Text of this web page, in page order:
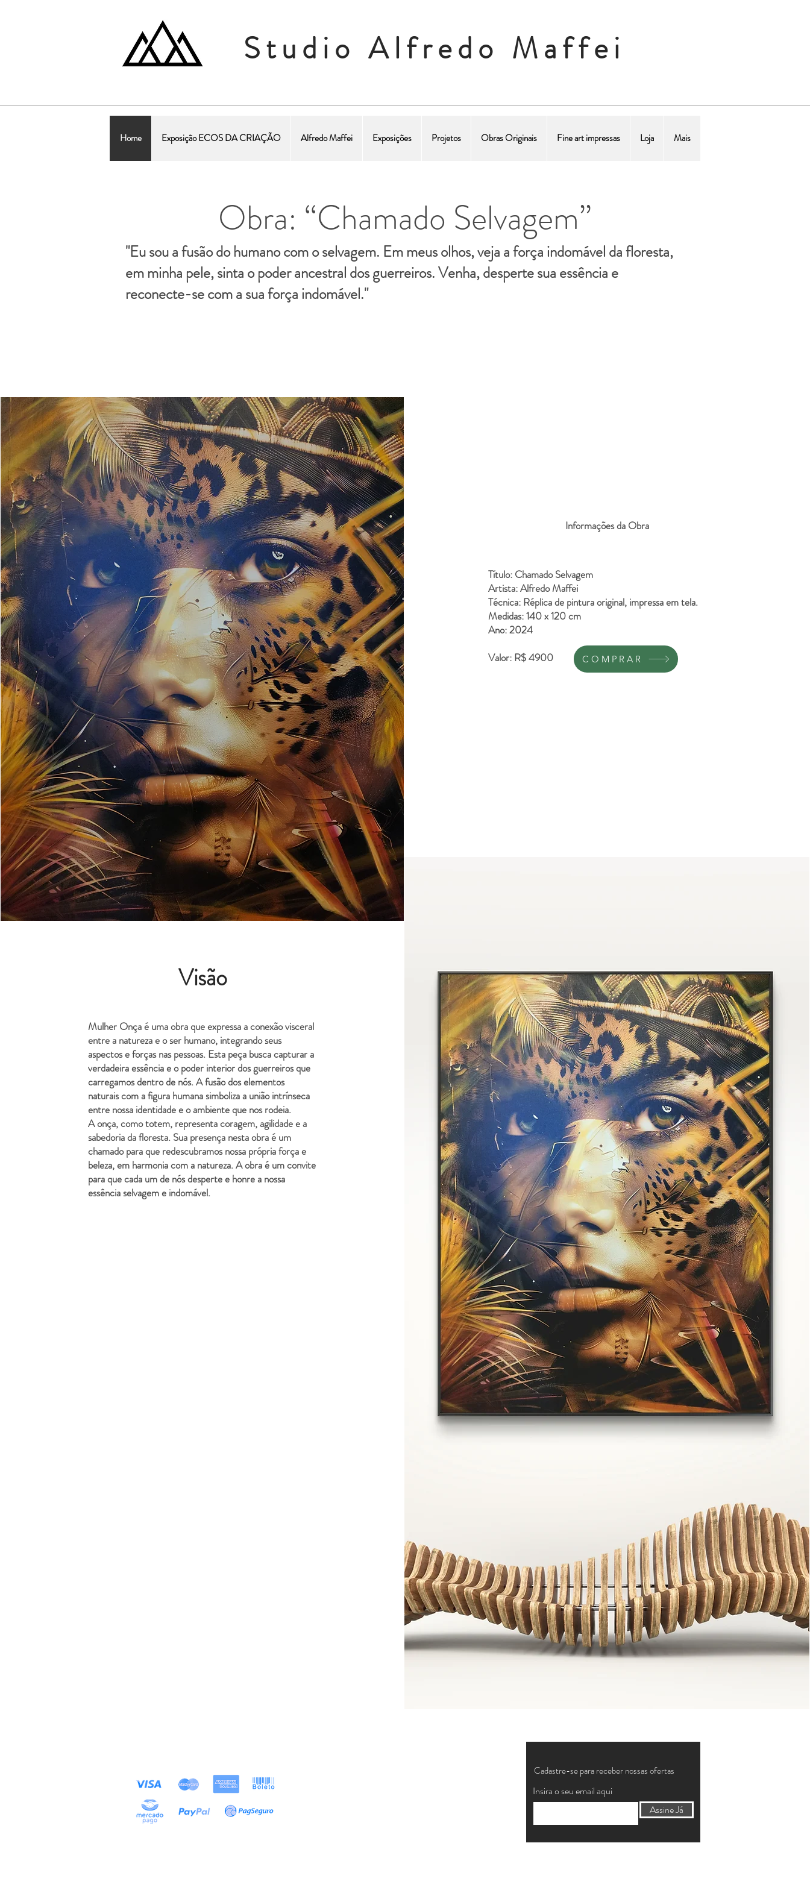
Studio Alfredo Maffei
Home Exposição ECOS DA CRIAÇÃO Alfredo Maffei Exposições Projetos Obras Originais Fine art impressas Loja Mais
Obra: “Chamado Selvagem”
"Eu sou a fusão do humano com o selvagem. Em meus olhos, veja a força indomável da floresta,
em minha pele, sinta o poder ancestral dos guerreiros. Venha, desperte sua essência e
reconecte-se com a sua força indomável."
Informações da Obra
Título: Chamado Selvagem
Artista: Alfredo Maffei
Técnica: Réplica de pintura original, impressa em tela.
Medidas: 140 x 120 cm
Ano: 2024
Valor: R$ 4900
COMPRAR
Visão
Mulher Onça é uma obra que expressa a conexão visceral
entre a natureza e o ser humano, integrando seus
aspectos e forças nas pessoas. Esta peça busca capturar a
verdadeira essência e o poder interior dos guerreiros que
carregamos dentro de nós. A fusão dos elementos
naturais com a figura humana simboliza a união intrínseca
entre nossa identidade e o ambiente que nos rodeia.
A onça, como totem, representa coragem, agilidade e a
sabedoria da floresta. Sua presença nesta obra é um
chamado para que redescubramos nossa própria força e
beleza, em harmonia com a natureza. A obra é um convite
para que cada um de nós desperte e honre a nossa
essência selvagem e indomável.
Cadastre-se para receber nossas ofertas
Insira o seu email aqui
Assine Já